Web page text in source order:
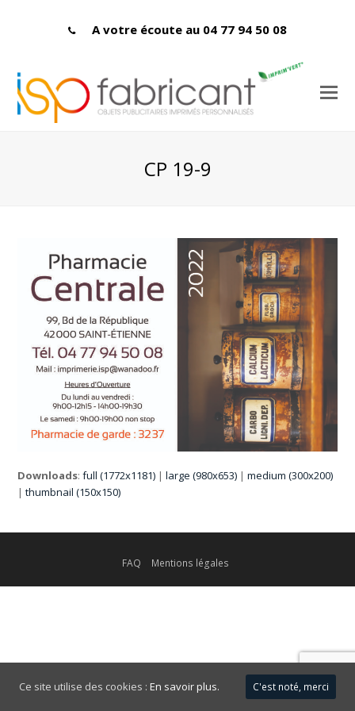
A votre écoute au 04 77 94 50 08
CP 19-9
Downloads:full (1772x1181) |large (980x653) |medium (300x200)
|thumbnail (150x150)
FAQ Mentions légales
Ce site utilise des cookies : En savoir plus. C'est noté, merci